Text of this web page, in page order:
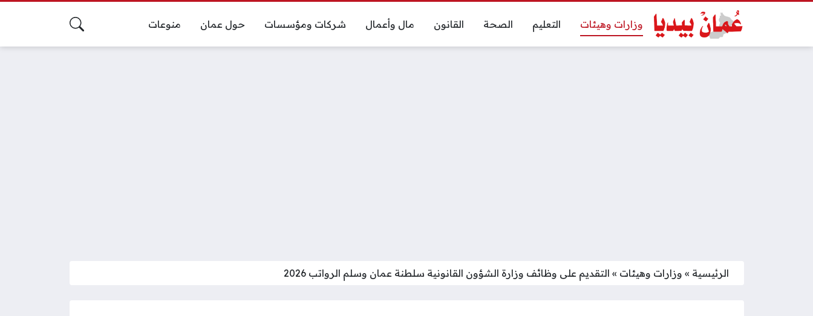
وزارات وهيئات التعليم الصحة القانون مال وأعمال شركات ومؤسسات حول عمان منوعات
الرئيسية » وزارات وهيئات » التقديم على وظائف وزارة الشؤون القانونية سلطنة عمان وسلم الرواتب 2026